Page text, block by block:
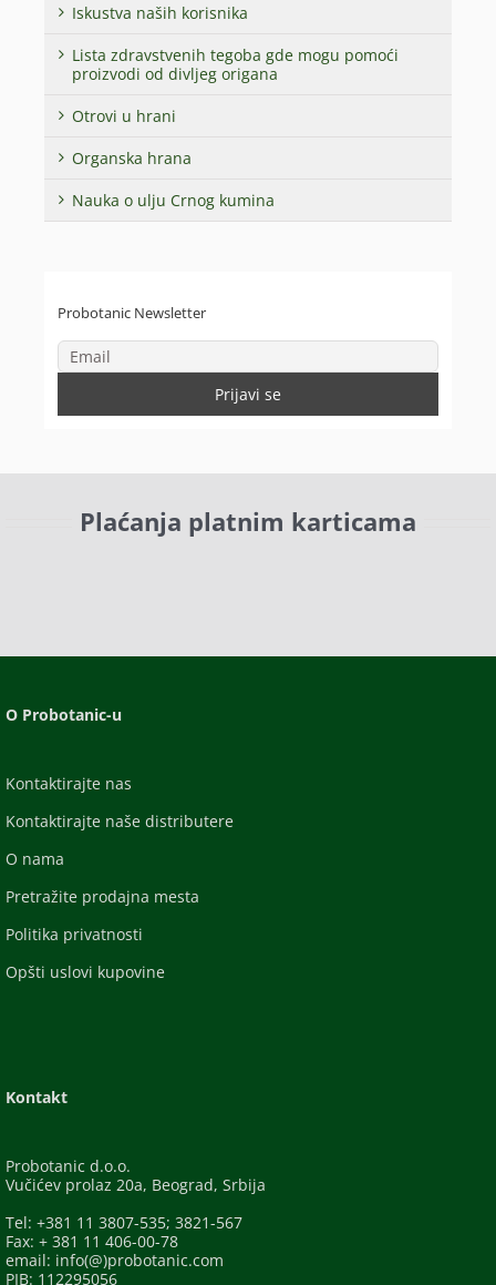
Iskustva naših korisnika
Lista zdravstvenih tegoba gde mogu pomoći
proizvodi od divljeg origana
Otrovi u hrani
Organska hrana
Nauka o ulju Crnog kumina
Probotanic Newsletter
Plaćanja platnim karticama
O Probotanic-u
Kontaktirajte nas
Kontaktirajte naše distributere
O nama
Pretražite prodajna mesta
Politika privatnosti
Opšti uslovi kupovine
Kontakt
Probotanic d.o.o.
Vučićev prolaz 20a, Beograd, Srbija
Tel: +381 11 3807-535; 3821-567
Fax: + 381 11 406-00-78
email: info(@)probotanic.com
PIB: 112295056